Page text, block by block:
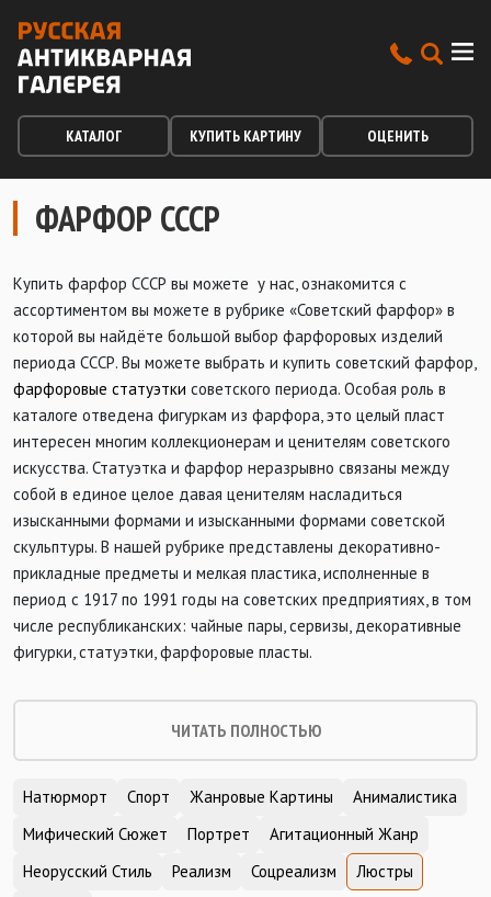
КАТАЛОГ КУПИТЬ КАРТИНУ ОЦЕНИТЬ
ФАРФОР СССР
Купить фарфор СССР вы можете у нас, ознакомится с
ассортиментом вы можете в рубрике «Советский фарфор» в
которой вы найдёте большой выбор фарфоровых изделий
периода СССР. Вы можете выбрать и купить советский фарфор,
фарфоровые статуэтки советского периода. Особая роль в
каталоге отведена фигуркам из фарфора, это целый пласт
интересен многим коллекционерам и ценителям советского
искусства. Статуэтка и фарфор неразрывно связаны между
собой в единое целое давая ценителям насладиться
изысканными формами и изысканными формами советской
скульптуры. В нашей рубрике представлены декоративно-
прикладные предметы и мелкая пластика, исполненные в
период с 1917 по 1991 годы на советских предприятиях, в том
числе республиканских: чайные пары, сервизы, декоративные
фигурки, статуэтки, фарфоровые пласты.
ЧИТАТЬ ПОЛНОСТЬЮ
Натюрморт Спорт Жанровые Картины
Анималистика
Мифический Сюжет
Портрет
Агитационный Жанр
Неорусский Стиль
Реализм Соцреализм
Люстры